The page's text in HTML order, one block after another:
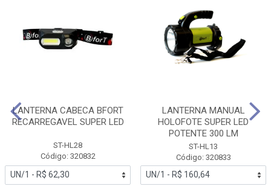
LANTERNA CABECA BFORT
RECARREGAVEL SUPER LED
ST-HL28
Código: 320832
LANTERNA MANUAL
HOLOFOTE SUPER LED
POTENTE 300 LM
ST-HL13
Código: 320833